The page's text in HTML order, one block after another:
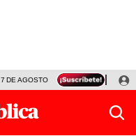
7 DE AGOSTO TINKA RESULTADOS